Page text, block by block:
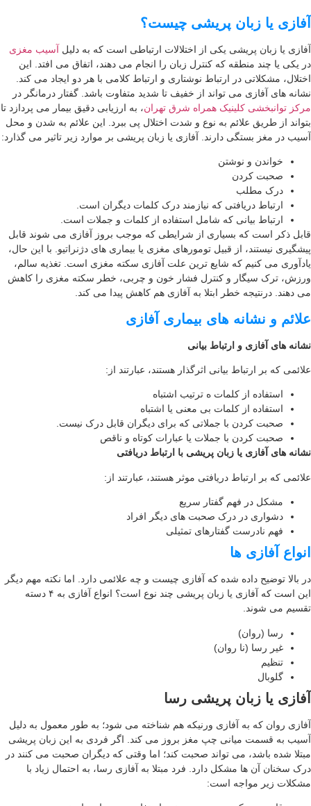
یا زبان پریشی چیست؟
یا زبان پریشی یکی از اختلالات ارتباطی است که به دلیل آسیب مغزی
یکی یا چند منطقه که کنترل زبان را انجام می دهند، اتفاق می افتد. این
مشکلاتی در ارتباط نوشتاری و ارتباط کلامی با هر دو ایجاد می کند.
های آفازی می تواند از خفیف تا شدید متفاوت باشد. گفتار درمانگر در
توانبخشی کلینیک همراه شرق تهران، به ارزیابی دقیق بیمار می پردازد تا
از طریق علائم به نوع و شدت اختلال پی ببرد. این علائم به شدن و محل
در مغز بستگی دارند. آفازی یا زبان پریشی بر موارد زیر تاثیر می گذارد:
خواندن و نوشتن
صحبت کردن
درک مطلب
ارتباط دریافتی که نیازمند درک کلمات دیگران است.
ارتباط بیانی که شامل استفاده از کلمات و جملات است.
ذکر است که بسیاری از شرایطی که موجب بروز آفازی می شوند قابل
نیستند، از قبیل تومورهای مغزی یا بیماری های دژنراتیو. با این حال،
می کنیم که شایع ترین علت آفازی سکته مغزی است. تغذیه سالم،
ترک سیگار و کنترل فشار خون و چربی، خطر سکته مغزی را کاهش
دهند. درنتیجه خطر ابتلا به آفازی هم کاهش پیدا می کند.
و نشانه های بیماری آفازی
های آفازی و ارتباط بیانی
که بر ارتباط بیانی اثرگذار هستند، عبارتند از:
استفاده از کلمات ه ترتیب اشتباه
استفاده از کلمات بی معنی یا اشتباه
صحبت کردن با جملاتی که برای دیگران قابل درک نیست.
صحبت کردن با جملات یا عبارات کوتاه و ناقص
های آفازی یا زبان پریشی با ارتباط دریافتی
که بر ارتباط دریافتی موثر هستند، عبارتند از:
مشکل در فهم گفتار سریع
دشواری در درک صحبت های دیگر افراد
فهم نادرست گفتارهای تمثیلی
آفازی ها
بالا توضیح داده شده که آفازی چیست و چه علائمی دارد. اما نکته مهم دیگر
این است که آفازی یا زبان پریشی چند نوع است؟ انواع آفازی به ۴ دسته
می شوند.
رسا (روان)
غیر رسا (نا روان)
تنظیم
گلوبال
یا زبان پریشی رسا
روان که به آفازی ورنیکه هم شناخته می شود؛ به طور معمول به دلیل
به قسمت میانی چپ مغز بروز می کند. اگر فردی به این زبان پریشی
شده باشد، می تواند صحبت کند؛ اما وقتی که دیگران صحبت می کنند در
سخنان آن ها مشکل دارد. فرد مبتلا به آفازی رسا، به احتمال زیاد با
زیر مواجه است: